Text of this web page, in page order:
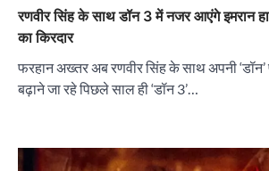
रणवीर सिंह के साथ डॉन 3 में नजर आएंगे इमरान
का किरदार
फरहान अख्तर अब रणवीर सिंह के साथ अपनी
बढ़ाने जा रहे पिछले साल ही ‘डॉन 3’…